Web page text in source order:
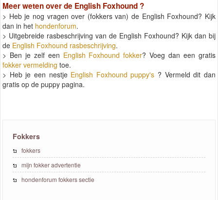
Meer weten over de English Foxhound ?
> Heb je nog vragen over (fokkers van) de English Foxhound? Kijk
dan in het hondenforum.
> Uitgebreide rasbeschrijving van de English Foxhound? Kijk dan bij
de English Foxhound rasbeschrijving.
> Ben je zelf een English Foxhound fokker? Voeg dan een gratis
fokker vermelding toe.
> Heb je een nestje English Foxhound puppy's ? Vermeld dit dan
gratis op de puppy pagina.
Fokkers
fokkers
mijn fokker advertentie
hondenforum fokkers sectie